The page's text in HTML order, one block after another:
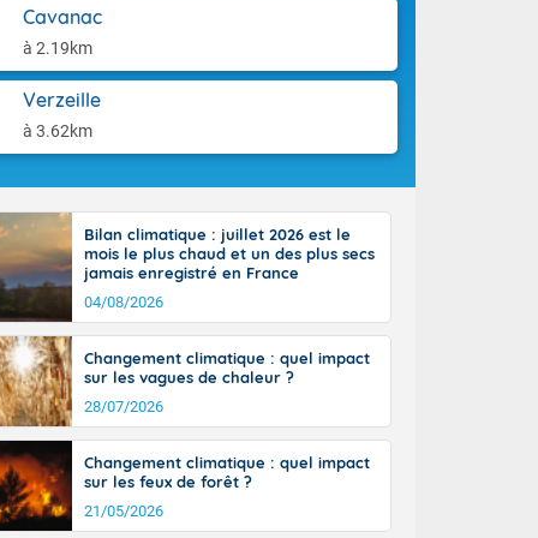
Cavanac
à 2.19km
Verzeille
à 3.62km
moins
25 à 30
35 degrés
jusque
la Corse.
Pyrénées,
marge de
de la
En soirée,
sur
22 à 24,
sur le
hors côtes
38 ou 39
Bilan climatique : juillet 2026 est le
mois le plus chaud et un des plus secs
jamais enregistré en France
04/08/2026
Changement climatique : quel impact
sur les vagues de chaleur ?
28/07/2026
Changement climatique : quel impact
sur les feux de forêt ?
21/05/2026